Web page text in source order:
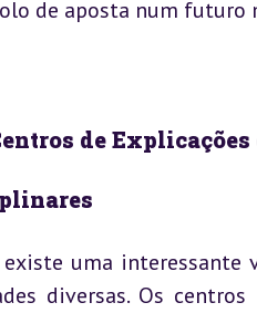
de aposta num futuro
de
existe uma interessante
diversas. Os